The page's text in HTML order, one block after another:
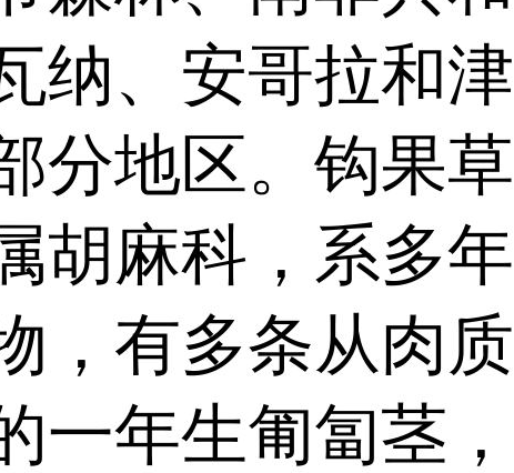
纳、安哥拉和津
分地区。钩果草
胡麻科，系多年
，有多条从肉质
一年生匍匐茎，